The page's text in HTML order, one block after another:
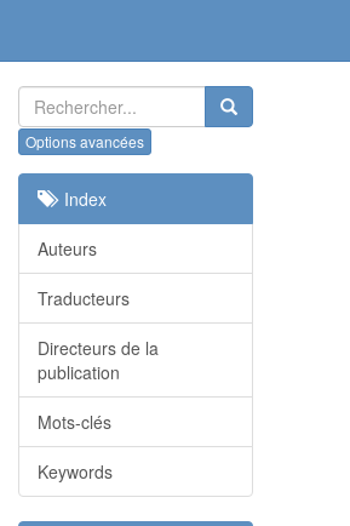
Index
Auteurs
Traducteurs
Directeurs de la
publication
Mots-clés
Keywords